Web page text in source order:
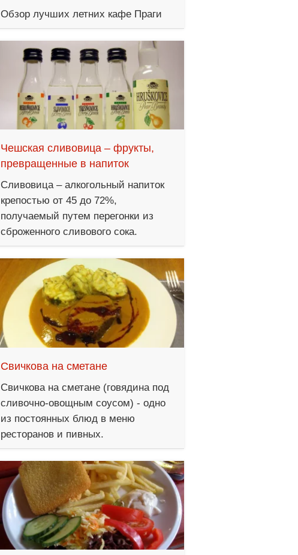
Обзор лучших летних кафе Праги
Чешская сливовица – фрукты,
превращенные в напиток
Сливовица – алкогольный напиток
крепостью от 45 до 72%,
получаемый путем перегонки из
сброженного сливового сока.
Свичкова на сметане
Свичкова на сметане (говядина под
сливочно-овощным соусом) - одно
из постоянных блюд в меню
ресторанов и пивных.